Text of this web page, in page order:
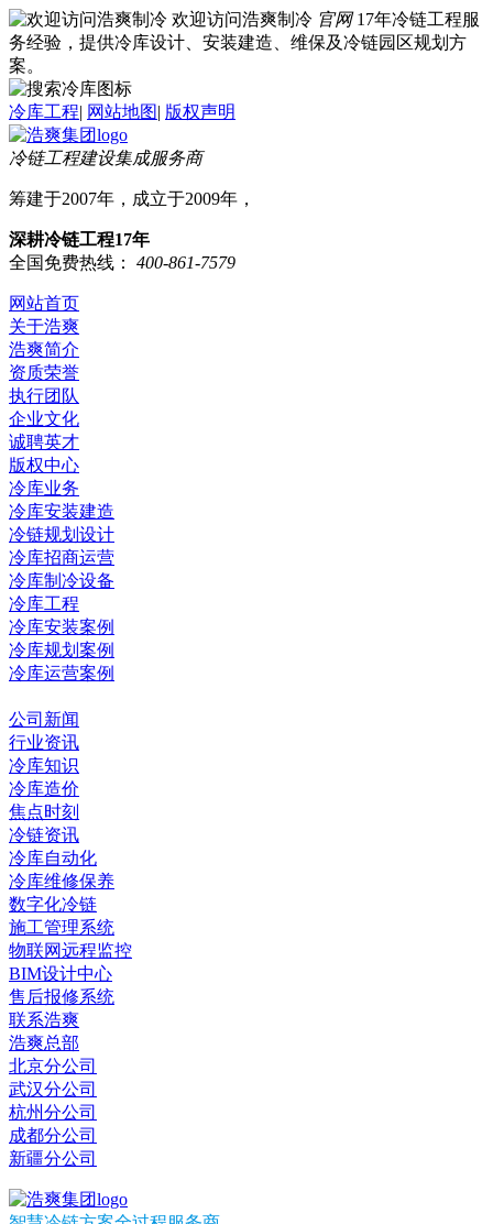
欢迎访问浩爽制冷 官网 17年冷链工程服
务经验，提供冷库设计、安装建造、维保及冷链园区规划方
案。
冷库工程| 网站地图| 版权声明
冷链工程建设集成服务商
筹建于2007年，成立于2009年，
深耕冷链工程17年
全国免费热线：
400-861-7579
网站首页
关于浩爽
浩爽简介
资质荣誉
执行团队
企业文化
诚聘英才
版权中心
冷库业务
冷库安装建造
冷链规划设计
冷库招商运营
冷库制冷设备
冷库工程
冷库安装案例
冷库规划案例
冷库运营案例
公司新闻
行业资讯
冷库知识
冷库造价
焦点时刻
冷链资讯
冷库自动化
冷库维修保养
数字化冷链
施工管理系统
物联网远程监控
BIM设计中心
售后报修系统
联系浩爽
浩爽总部
北京分公司
武汉分公司
杭州分公司
成都分公司
新疆分公司